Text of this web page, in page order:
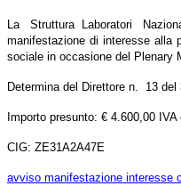
La Struttura Laboratori
manifestazione di interesse
sociale in occasione del Plenary
Determina del Direttore n. 13 del
Importo presunto: € 4.600,00
CIG: ZE31A2A47E
avviso manifestazione interesse